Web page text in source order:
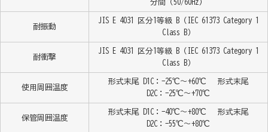
分間（50/60Hz）
耐振動
JIS E 4031 区分1等級 B（IEC 61373 Category 1
Class B）
耐衝撃
JIS E 4031 区分1等級 B（IEC 61373 Category 1
Class B）
使用周囲温度
形式末尾 D1C：-25℃～+60℃ 形式末尾
D2C：-25℃～+70℃
保管周囲温度
形式末尾 D1C：-40℃～+80℃ 形式末尾
D2C：-55℃～+80℃